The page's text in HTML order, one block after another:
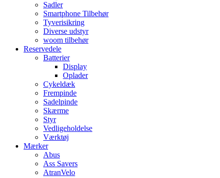
Sadler
Smartphone Tilbehør
Tyverisikring
Diverse udstyr
woom tilbehør
Reservedele
Batterier
Display
Oplader
Cykeldæk
Frempinde
Sadelpinde
Skærme
Styr
Vedligeholdelse
Værktøj
Mærker
Abus
Ass Savers
AtranVelo